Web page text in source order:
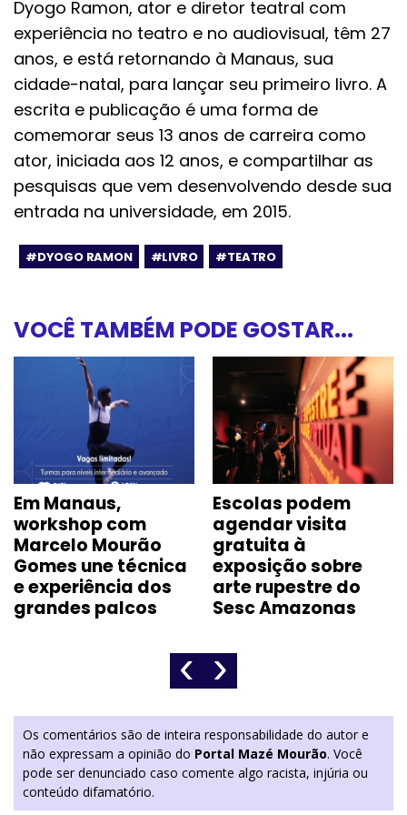
Dyogo Ramon, ator e diretor teatral com
experiência no teatro e no audiovisual, têm 27
anos, e está retornando à Manaus, sua
cidade-natal, para lançar seu primeiro livro. A
escrita e publicação é uma forma de
comemorar seus 13 anos de carreira como
ator, iniciada aos 12 anos, e compartilhar as
pesquisas que vem desenvolvendo desde sua
entrada na universidade, em 2015.
#DYOGO RAMON #LIVRO #TEATRO
VOCÊ TAMBÉM PODE GOSTAR...
Em Manaus,
workshop com
Marcelo Mourão
Gomes une técnica
e experiência dos
grandes palcos
Escolas podem
agendar visita
gratuita à
exposição sobre
arte rupestre do
Sesc Amazonas
‹ ›
Os comentários são de inteira responsabilidade do autor e
não expressam a opinião do Portal Mazé Mourão. Você
pode ser denunciado caso comente algo racista, injúria ou
conteúdo difamatório.